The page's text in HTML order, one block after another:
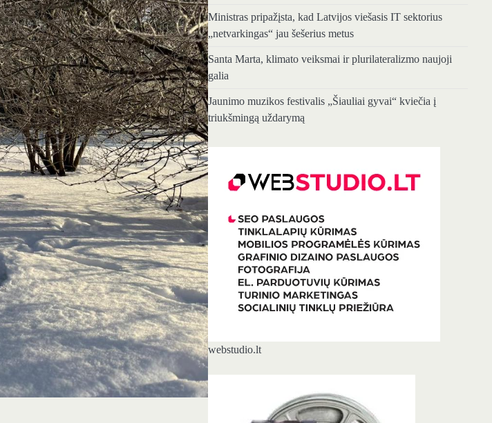
Ministras pripažįsta, kad Latvijos viešasis IT sektorius
„netvarkingas“ jau šešerius metus
Santa Marta, klimato veiksmai ir plurilateralizmo naujoji
galia
Jaunimo muzikos festivalis „Šiauliai gyvai“ kviečia į
triukšmingą uždarymą
webstudio.lt